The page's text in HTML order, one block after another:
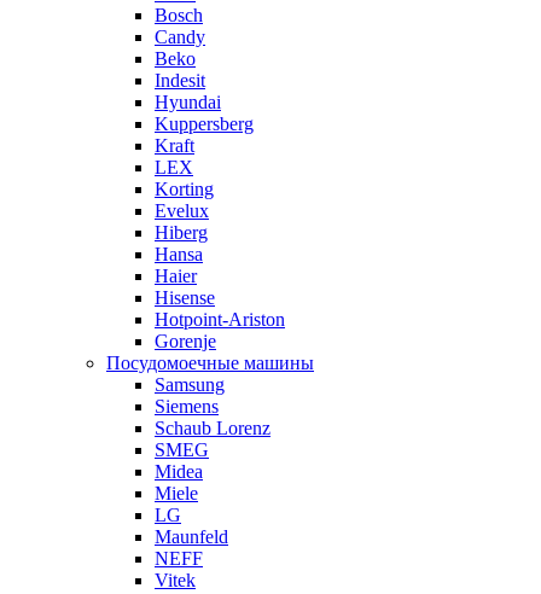
Bosch
Candy
Beko
Indesit
Hyundai
Kuppersberg
Kraft
LEX
Korting
Evelux
Hiberg
Hansa
Haier
Hisense
Hotpoint-Ariston
Gorenje
Посудомоечные машины
Samsung
Siemens
Schaub Lorenz
SMEG
Midea
Miele
LG
Maunfeld
NEFF
Vitek